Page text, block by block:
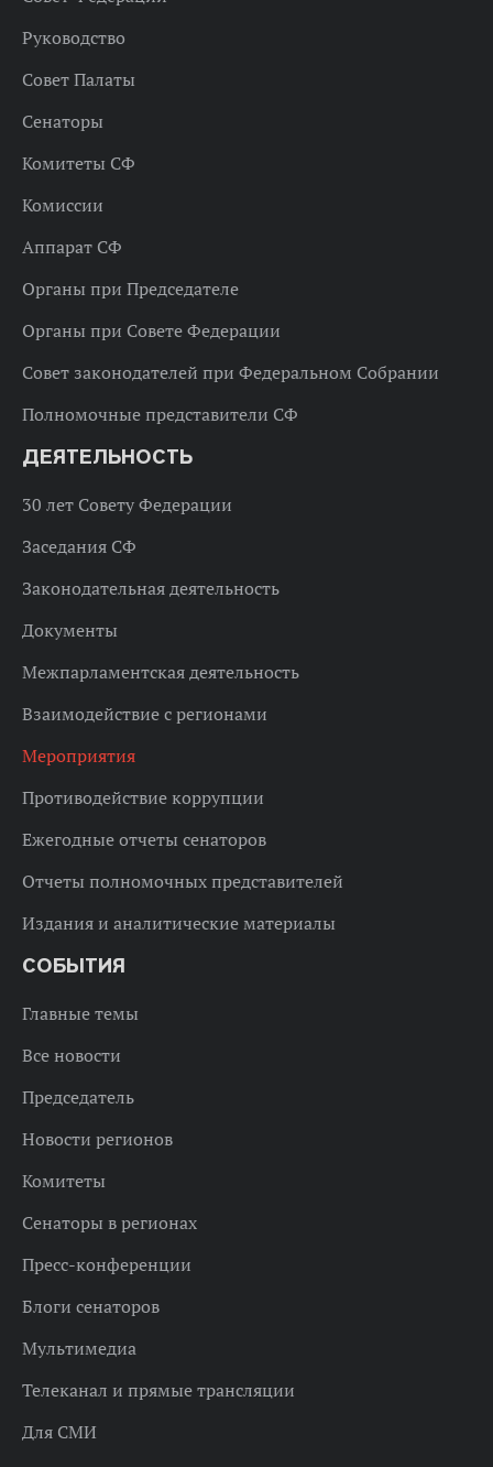
Руководство
Совет Палаты
Сенаторы
Комитеты СФ
Комиссии
Аппарат СФ
Органы при Председателе
Органы при Совете Федерации
Совет законодателей при Федеральном Собрании
Полномочные представители СФ
ДЕЯТЕЛЬНОСТЬ
30 лет Совету Федерации
Заседания СФ
Законодательная деятельность
Документы
Межпарламентская деятельность
Взаимодействие с регионами
Мероприятия
Противодействие коррупции
Ежегодные отчеты сенаторов
Отчеты полномочных представителей
Издания и аналитические материалы
СОБЫТИЯ
Главные темы
Все новости
Председатель
Новости регионов
Комитеты
Сенаторы в регионах
Пресс-конференции
Блоги сенаторов
Мультимедиа
Телеканал и прямые трансляции
Для СМИ